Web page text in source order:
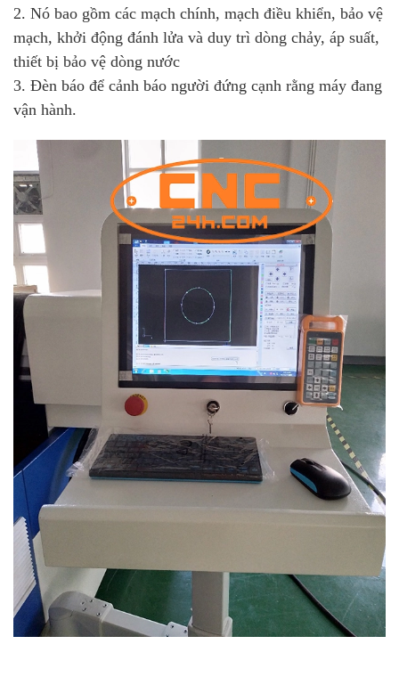
2. Nó bao gồm các mạch chính, mạch điều khiển, bảo vệ
mạch, khởi động đánh lửa và duy trì dòng chảy, áp suất,
thiết bị bảo vệ dòng nước
3. Đèn báo để cảnh báo người đứng cạnh rằng máy đang
vận hành.